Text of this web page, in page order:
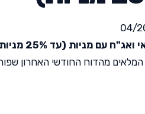
מניות (עד 25% מניות)
מהדוח החודשי האחרון שפורסם